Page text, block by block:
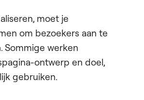
moet je
om bezoekers aan te
Sommige werken
ontwerp en doel,
gebruiken.